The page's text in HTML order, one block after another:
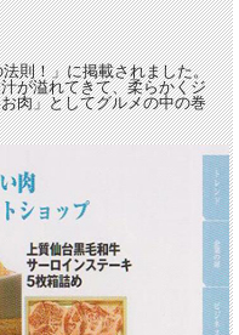
則！」に掲載されました。
が溢れてきて、柔らかくジ
肉」としてグルメの中の巻